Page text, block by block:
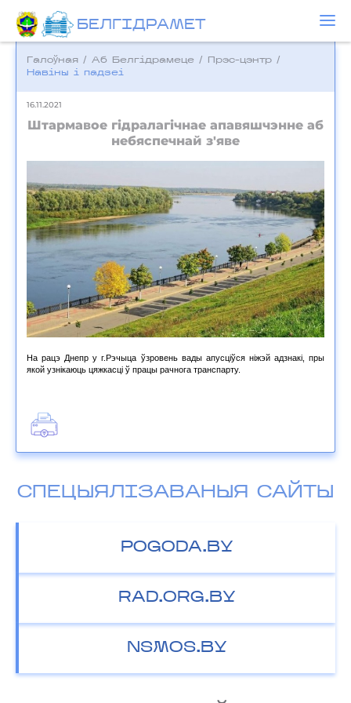
БЕЛГIДРAМЕТ
Галоўная / Аб Белгідрамеце / Прэс-цэнтр /
Навіны і падзеі
16.11.2021
Штармавое гідралагічнае апавяшчэнне аб
небяспечнай з'яве
На рацэ Днепр у г.Рэчыца ўзровень вады апусціўся ніжэй адзнакі, пры
якой узнікаюць цяжкасці ў працы рачнога транспарту.
СПЕЦЫЯЛІЗАВАНЫЯ САЙТЫ
POGODA.BY
RAD.ORG.BY
NSMOS.BY